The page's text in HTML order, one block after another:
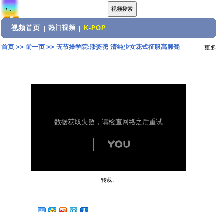
视频首页 热门视频 K-POP
首页>> 前一页>> 无节操学院:涨姿势 清纯少女花式征服高脚凳 更多
转载: